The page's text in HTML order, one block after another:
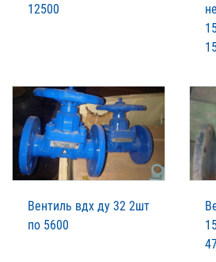
12500
Вентиль вдх ду 32 2шт
по 5600